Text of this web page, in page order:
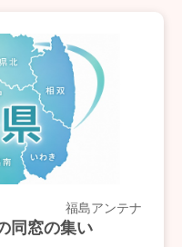
福島アンテナ
同窓の集い